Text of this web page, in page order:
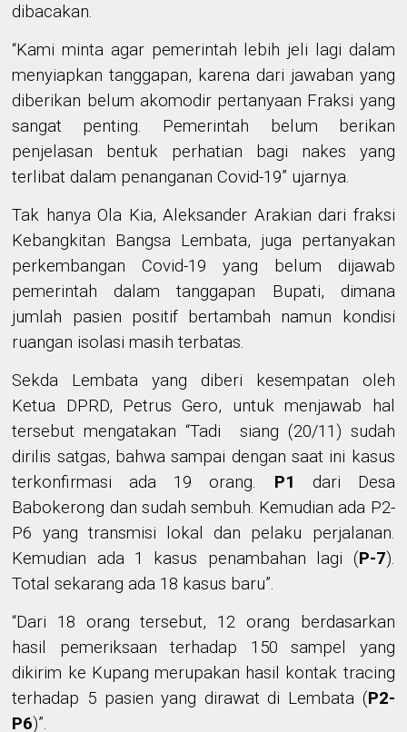
dibacakan.
“Kami minta agar pemerintah lebih jeli lagi dalam
menyiapkan tanggapan, karena dari jawaban yang
diberikan belum akomodir pertanyaan Fraksi yang
sangat penting. Pemerintah belum berikan
penjelasan
bentuk perhatian bagi nakes yang
terlibat dalam penanganan Covid-19” ujarnya.
Tak hanya Ola Kia,Aleksander Arakian dari fraksi
Kebangkitan Bangsa Lembata, juga pertanyakan
perkembangan Covid-19 yang belum dijawab
pemerintah dalam tanggapan Bupati, dimana
jumlah pasien positif bertambah namun kondisi
ruangan isolasimasih terbatas.
Sekda Lembata yang diberi kesempatan oleh
Ketua DPRD, Petrus Gero, untuk menjawab hal
tersebut mengatakan“Tadi siang (20/11) sudah
dirilis satgas, bahwa sampai dengan saat ini kasus
terkonfirmasi ada 19 orang. P1
dari Desa
Babokerong dan sudah sembuh. Kemudian ada P2-
P6 yang transmisi lokal dan pelaku perjalanan.
Kemudian ada 1 kasus penambahan lagi (P-7).
Total sekarang ada 18 kasus baru”.
“Dari 18 orang tersebut, 12 orang berdasarkan
hasil pemeriksaan terhadap 150 sampel yang
dikirim ke Kupang merupakan hasil kontak tracing
terhadap 5 pasien yang dirawat di Lembata (P2-
P6)”.